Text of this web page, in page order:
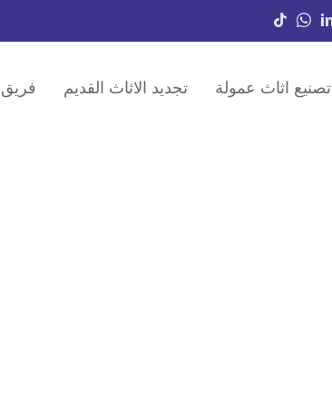
تصنيع اثاث عمولة تجديد الاثاث القديم